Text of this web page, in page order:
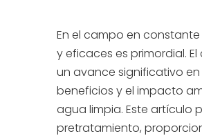
En el campo en
y eficaces es primordial.
un avance significativo
beneficios y el impacto
agua limpia. Este artículo
pretratamiento,